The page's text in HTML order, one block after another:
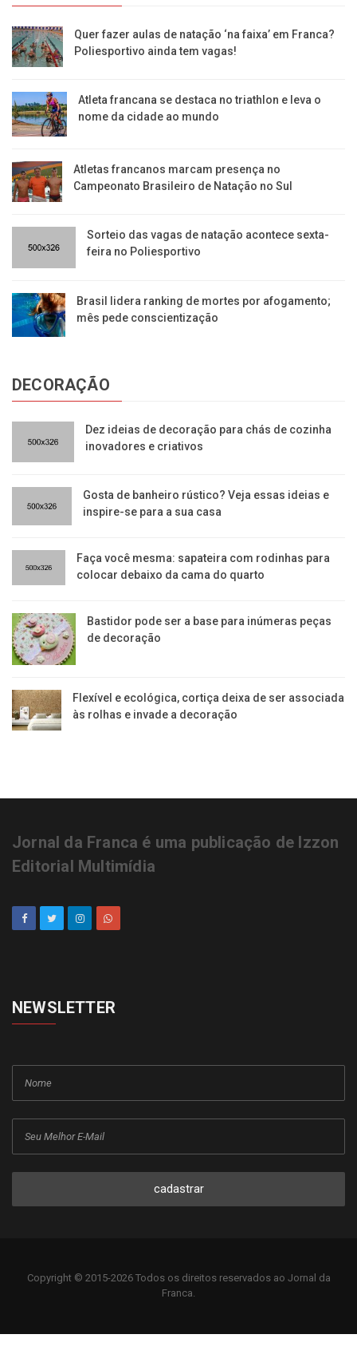
Quer fazer aulas de natação ‘na faixa’ em Franca?
Poliesportivo ainda tem vagas!
Atleta francana se destaca no triathlon e leva o
nome da cidade ao mundo
Atletas francanos marcam presença no
Campeonato Brasileiro de Natação no Sul
Sorteio das vagas de natação acontece sexta-
feira no Poliesportivo
Brasil lidera ranking de mortes por afogamento;
mês pede conscientização
DECORAÇÃO
Dez ideias de decoração para chás de cozinha
inovadores e criativos
Gosta de banheiro rústico? Veja essas ideias e
inspire-se para a sua casa
Faça você mesma: sapateira com rodinhas para
colocar debaixo da cama do quarto
Bastidor pode ser a base para inúmeras peças
de decoração
Flexível e ecológica, cortiça deixa de ser associada
às rolhas e invade a decoração
Jornal da Franca é uma publicação de Izzon
Editorial Multimídia
NEWSLETTER
cadastrar
Copyright © 2015-2026 Todos os direitos reservados ao Jornal da
Franca.